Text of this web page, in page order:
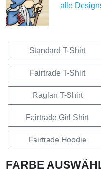
alle
Standard T-Shirt
Fairtrade T-Shirt
Raglan T-Shirt
Fairtrade Girl Shirt
Fairtrade Hoodie
FARBE